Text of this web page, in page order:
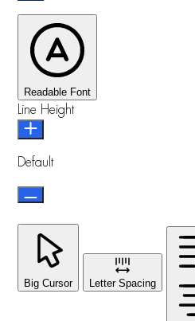
Readable Font
Line Height
Default
Big Cursor Letter Spacing